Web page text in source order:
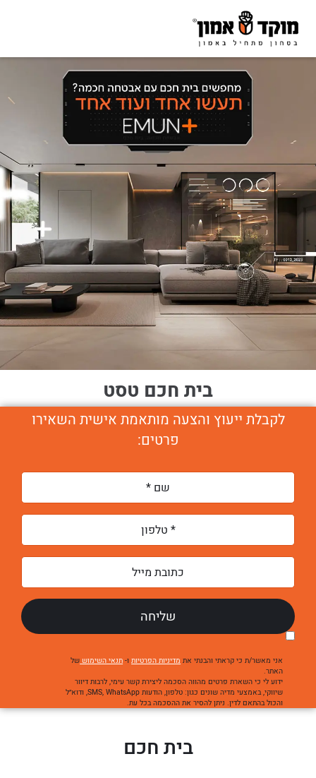
בית חכם טסט
לקבלת ייעוץ והצעה מותאמת אישית השאירו
פרטים:
אני מאשר/ת כי קראתי והבנתי את מדיניות הפרטיותו- תנאי השימוש של
האתר.
ידוע לי כי השארת פרטים מהווה הסכמה ליצירת קשר עימי, לרבות דיוור
שיווקי, באמצעי מדיה שונים כגון: טלפון, הודעות SMS, WhatsApp, ודוא״ל
והכול בהתאם לדין. ניתן להסיר את ההסכמה בכל עת.
בית חכם